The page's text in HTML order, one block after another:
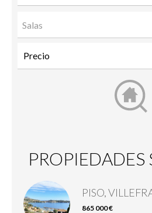
Salas
PROPIEDADES
PISO,
865 000 €